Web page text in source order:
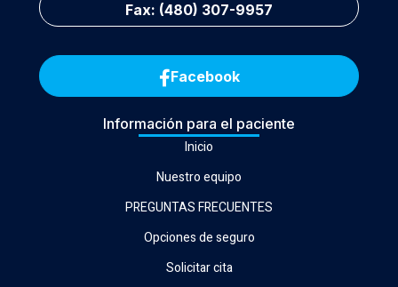
Fax: (480) 307-9957
Facebook
Información para el paciente
Inicio
Nuestro equipo
PREGUNTAS FRECUENTES
Opciones de seguro
Solicitar cita